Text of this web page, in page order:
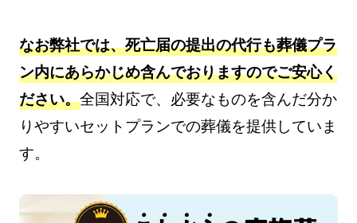
なお弊社では、死亡届の提出の代行も葬儀プラ
ン内にあらかじめ含んでおりますのでご安心く
ださい。全国対応で、必要なものを含んだ分か
りやすいセットプランでの葬儀を提供していま
す。